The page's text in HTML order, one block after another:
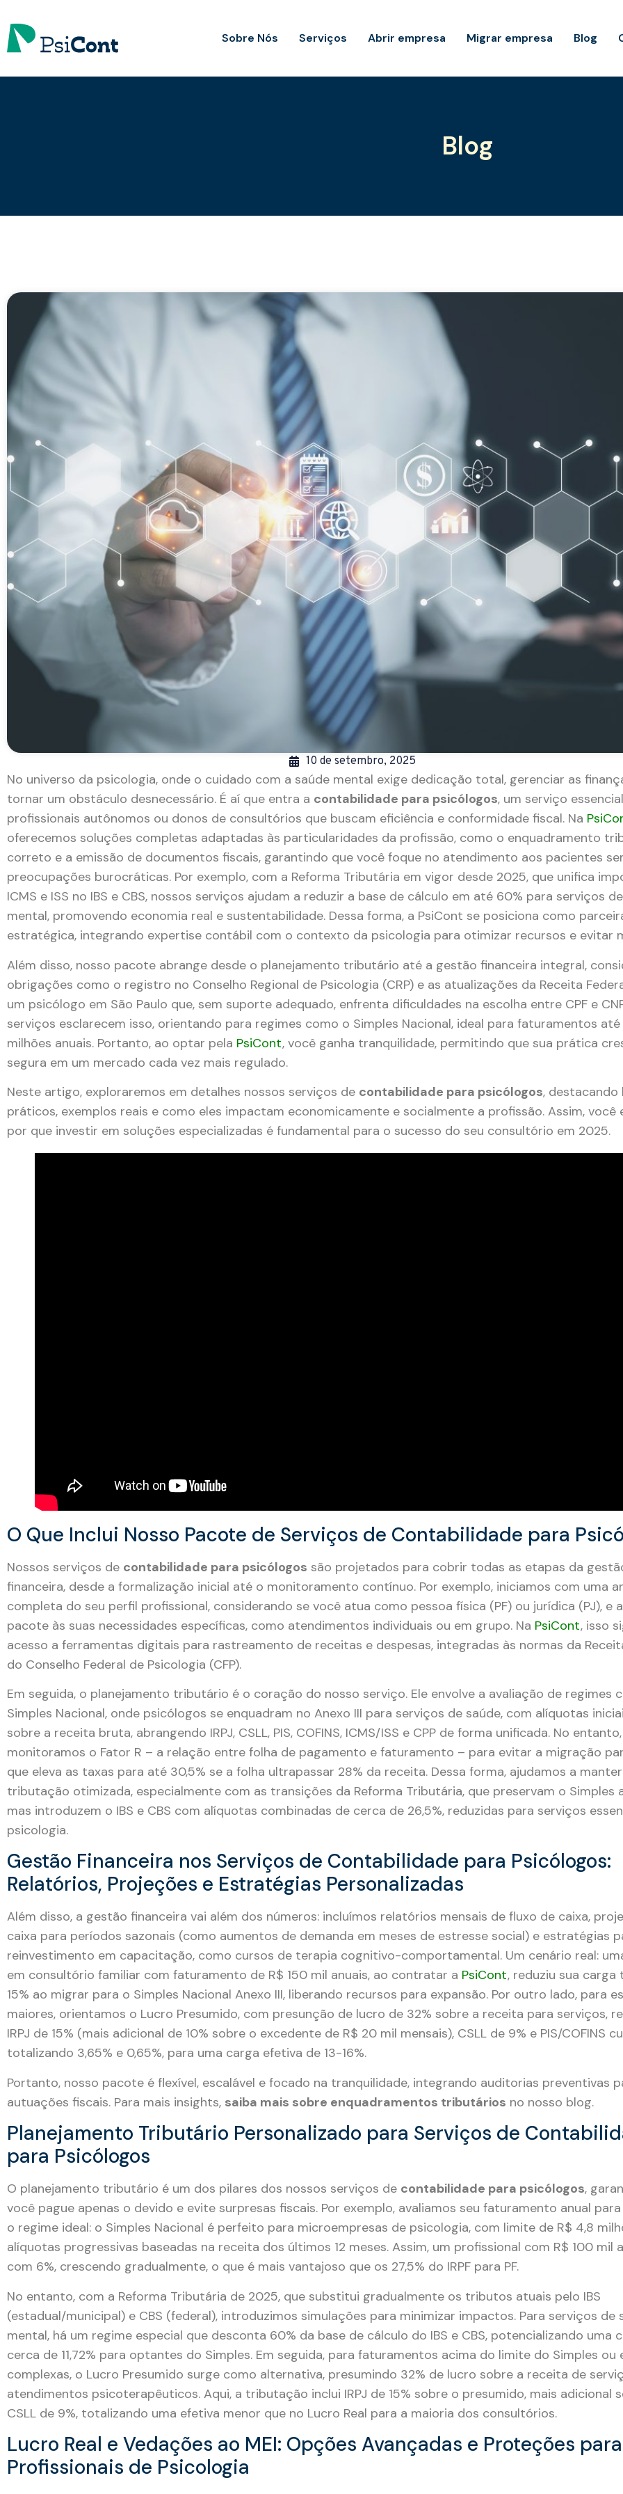
Sobre Nós Serviços Abrir empresa Migrar empresa Blog
Blog
10 de setembro, 2025
No universo da psicologia, onde o cuidado com a saúde mental exige dedicação total, gerenciar as
tornar um obstáculo desnecessário. É aí que entra a contabilidade para psicólogos, um serviço
profissionais autônomos ou donos de consultórios que buscam eficiência e conformidade fiscal. Na
oferecemos soluções completas adaptadas às particularidades da profissão, como o enquadramento
correto e a emissão de documentos fiscais, garantindo que você foque no atendimento aos pacientes
preocupações burocráticas. Por exemplo, com a Reforma Tributária em vigor desde 2025, que unifica
ICMS e ISS no IBS e CBS, nossos serviços ajudam a reduzir a base de cálculo em até 60% para serviços
mental, promovendo economia real e sustentabilidade. Dessa forma, a PsiCont se posiciona como
estratégica, integrando expertise contábil com o contexto da psicologia para otimizar recursos e evitar
Além disso, nosso pacote abrange desde o planejamento tributário até a gestão financeira integral,
obrigações como o registro no Conselho Regional de Psicologia (CRP) e as atualizações da Receita
um psicólogo em São Paulo que, sem suporte adequado, enfrenta dificuldades na escolha entre CPF e
serviços esclarecem isso, orientando para regimes como o Simples Nacional, ideal para faturamentos até
milhões anuais. Portanto, ao optar pela PsiCont, você ganha tranquilidade, permitindo que sua prática
segura em um mercado cada vez mais regulado.
Neste artigo, exploraremos em detalhes nossos serviços de contabilidade para psicólogos, destacando
práticos, exemplos reais e como eles impactam economicamente e socialmente a profissão. Assim, você
por que investir em soluções especializadas é fundamental para o sucesso do seu consultório em 2025.
O Que Inclui Nosso Pacote de Serviços de Contabilidade para
Nossos serviços de contabilidade para psicólogos são projetados para cobrir todas as etapas da
financeira, desde a formalização inicial até o monitoramento contínuo. Por exemplo, iniciamos com uma
completa do seu perfil profissional, considerando se você atua como pessoa física (PF) ou jurídica (PJ), e
pacote às suas necessidades específicas, como atendimentos individuais ou em grupo. Na PsiCont, isso
acesso a ferramentas digitais para rastreamento de receitas e despesas, integradas às normas da
do Conselho Federal de Psicologia (CFP).
Em seguida, o planejamento tributário é o coração do nosso serviço. Ele envolve a avaliação de regimes
Simples Nacional, onde psicólogos se enquadram no Anexo III para serviços de saúde, com alíquotas
sobre a receita bruta, abrangendo IRPJ, CSLL, PIS, COFINS, ICMS/ISS e CPP de forma unificada. No entanto,
monitoramos o Fator R – a relação entre folha de pagamento e faturamento – para evitar a migração
que eleva as taxas para até 30,5% se a folha ultrapassar 28% da receita. Dessa forma, ajudamos a
tributação otimizada, especialmente com as transições da Reforma Tributária, que preservam o Simples
mas introduzem o IBS e CBS com alíquotas combinadas de cerca de 26,5%, reduzidas para serviços
psicologia.
Gestão Financeira nos Serviços de Contabilidade para Psicólogos:
Relatórios, Projeções e Estratégias Personalizadas
Além disso, a gestão financeira vai além dos números: incluímos relatórios mensais de fluxo de caixa,
caixa para períodos sazonais (como aumentos de demanda em meses de estresse social) e estratégias
reinvestimento em capacitação, como cursos de terapia cognitivo-comportamental. Um cenário real:
em consultório familiar com faturamento de R$ 150 mil anuais, ao contratar a PsiCont, reduziu sua
15% ao migrar para o Simples Nacional Anexo III, liberando recursos para expansão. Por outro lado, para
maiores, orientamos o Lucro Presumido, com presunção de lucro de 32% sobre a receita para serviços,
IRPJ de 15% (mais adicional de 10% sobre o excedente de R$ 20 mil mensais), CSLL de 9% e PIS/COFINS
totalizando 3,65% e 0,65%, para uma carga efetiva de 13-16%.
Portanto, nosso pacote é flexível, escalável e focado na tranquilidade, integrando auditorias preventivas
autuações fiscais. Para mais insights, saiba mais sobre enquadramentos tributários no nosso blog.
Planejamento Tributário Personalizado para Serviços de
para Psicólogos
O planejamento tributário é um dos pilares dos nossos serviços de contabilidade para psicólogos,
você pague apenas o devido e evite surpresas fiscais. Por exemplo, avaliamos seu faturamento anual
o regime ideal: o Simples Nacional é perfeito para microempresas de psicologia, com limite de R$ 4,8
alíquotas progressivas baseadas na receita dos últimos 12 meses. Assim, um profissional com R$ 100 mil
com 6%, crescendo gradualmente, o que é mais vantajoso que os 27,5% do IRPF para PF.
No entanto, com a Reforma Tributária de 2025, que substitui gradualmente os tributos atuais pelo IBS
(estadual/municipal) e CBS (federal), introduzimos simulações para minimizar impactos. Para serviços de
mental, há um regime especial que desconta 60% da base de cálculo do IBS e CBS, potencializando uma
cerca de 11,72% para optantes do Simples. Em seguida, para faturamentos acima do limite do Simples
complexas, o Lucro Presumido surge como alternativa, presumindo 32% de lucro sobre a receita de
atendimentos psicoterapêuticos. Aqui, a tributação inclui IRPJ de 15% sobre o presumido, mais adicional
CSLL de 9%, totalizando uma efetiva menor que no Lucro Real para a maioria dos consultórios.
Lucro Real e Vedações ao MEI: Opções Avançadas e Proteções para
Profissionais de Psicologia